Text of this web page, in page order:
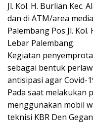
Jl. Kol. H. Burlian Kec.
dan di ATM/area
Palembang Pos Jl.
Lebar Palembang.
Kegiatan
sebagai bentuk
antisipasi agar Covid-
Pada saat melakukan
menggunakan mobil
teknisi KBR Den